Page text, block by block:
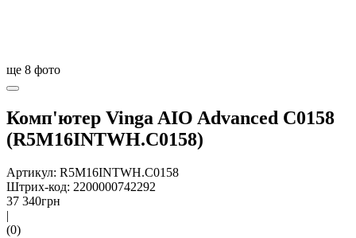
ще 8 фото
Комп'ютер Vinga AIO Advanced C0158
(R5M16INTWH.C0158)
Артикул: R5M16INTWH.C0158
Штрих-код: 2200000742292
37 340грн
(0)